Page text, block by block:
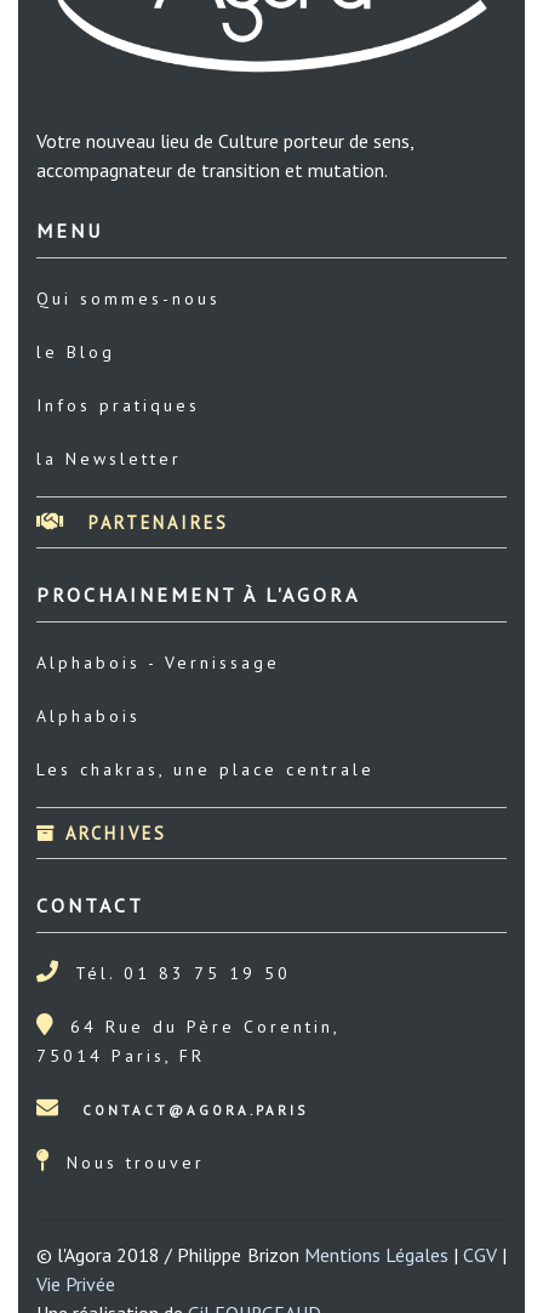
Votre nouveau lieu de Culture porteur de sens,
accompagnateur de transition et mutation.
MENU
Qui sommes-nous
le Blog
Infos pratiques
la Newsletter
PARTENAIRES
PROCHAINEMENT À L'AGORA
Alphabois - Vernissage
Alphabois
Les chakras, une place centrale
ARCHIVES
CONTACT
Tél. 01 83 75 19 50
64 Rue du Père Corentin,
75014 Paris, FR
Nous trouver
© l'Agora 2018 / Philippe Brizon Mentions Légales | CGV|
Vie Privée